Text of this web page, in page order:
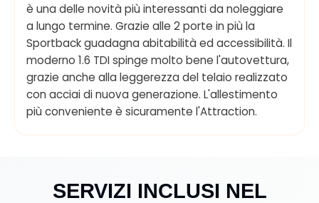
è una delle novità più interessanti da noleggiare
a lungo termine. Grazie alle 2 porte in più la
Sportback guadagna abitabilità ed accessibilità. Il
moderno 1.6 TDI spinge molto bene l'autovettura,
grazie anche alla leggerezza del telaio realizzato
con acciai di nuova generazione. L'allestimento
più conveniente è sicuramente l'Attraction.
SERVIZI INCLUSI NEL